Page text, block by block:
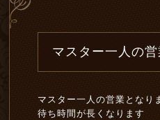
マスター一人の
マスター一人の営業となり
待ち時間が長くなります